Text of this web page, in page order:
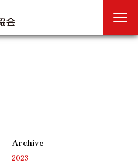
Archive
2023